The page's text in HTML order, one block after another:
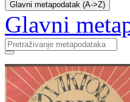
Glavni metapodatak (A->Z)
Glavni